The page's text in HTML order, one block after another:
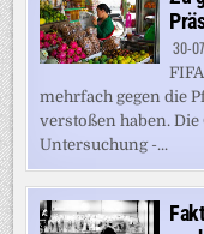
30-
mehrfach gegen die
verstoßen haben.
Untersuchung -...